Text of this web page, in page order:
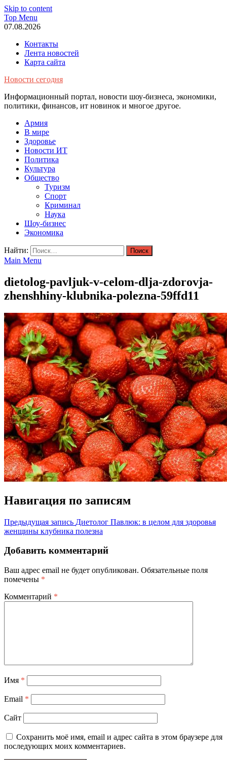
Skip to content
Top Menu
07.08.2026
Контакты
Лента новостей
Карта сайта
Новости сегодня
Информационный портал, новости шоу-бизнеса, экономики,
политики, финансов, ит новинок и многое другое.
Армия
В мире
Здоровье
Новости ИТ
Политика
Культура
Общество
Туризм
Спорт
Криминал
Наука
Шоу-бизнес
Экономика
Найти:
Main Menu
dietolog-pavljuk-v-celom-dlja-zdorovja-
zhenshhiny-klubnika-polezna-59ffd11
Навигация по записям
Предыдущая запись Диетолог Павлюк: в целом для здоровья
женщины клубника полезна
Добавить комментарий
Ваш адрес email не будет опубликован. Обязательные поля
помечены *
Комментарий *
Имя *
Email *
Сайт
Сохранить моё имя, email и адрес сайта в этом браузере для
последующих моих комментариев.